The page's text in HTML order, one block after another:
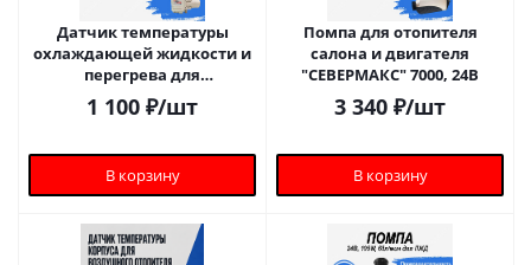
Датчик температуры
охлаждающей жидкости и
перегрева для
подогревателя двигателя
СЕВЕРМАКС 5500
1 100 ₽/шт
В корзину
Помпа для отопителя
салона и двигателя
"СЕВЕРМАКС" 7000, 24В
3 340 ₽/шт
В корзину